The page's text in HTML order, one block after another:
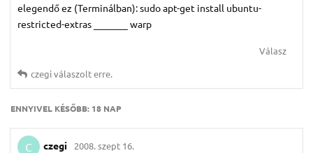
elegendő ez (Terminálban): sudo apt-get install ubuntu-
restricted-extras _______ warp
Válasz
czegiválaszolt erre.
ENNYIVEL KÉSŐBB: 18 NAP
C czegi 2008. szept 16.